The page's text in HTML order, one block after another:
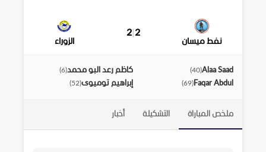
نفط ميسان
2
|
2
الزوراء
Alaa Saad
(
40
)
Faqar Abdul
(
69
)
كاظم رعد البو محمد(
6
)
إبراهيم توميوى(
52
)
ملخص المباراة التشكيلة أخبار